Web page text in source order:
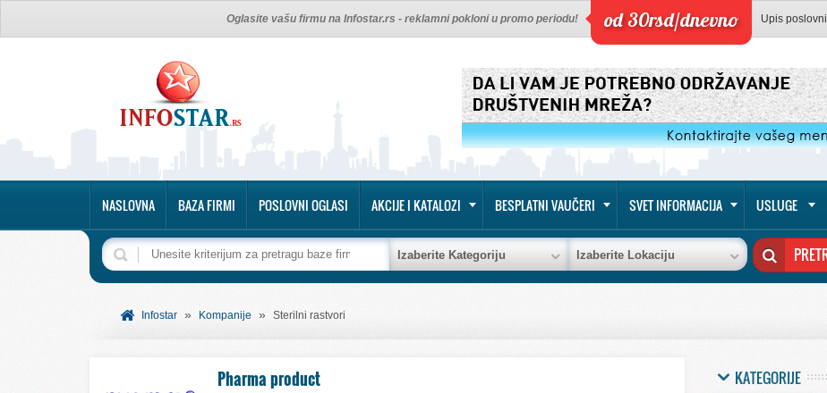
Upis
od 30rsd/dnevno
Oglasite vašu firmu na Infostar.rs - reklamni pokloni u promo periodu!
NASLOVNA BAZA FIRMI POSLOVNI OGLASI AKCIJE I KATALOZI BESPLATNI VAUČERI SVET INFORMACIJA USLUGE
Izaberite Kategoriju Izaberite Lokaciju
Infostar » Kompanije » Sterilni rastvori
Pharma product KATEGORIJE